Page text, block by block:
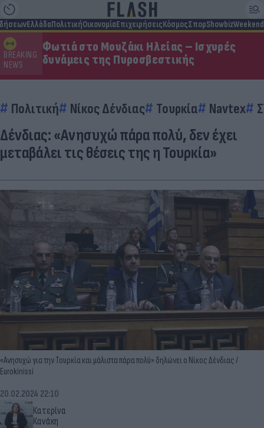
ΕλλάδαΠολιτικήΟικονομίαΕπιχειρήσειςΚόσμοςΣπορShowbizWeekend
BREAKING
NEWS
Φωτιά στο Μουζάκι Ηλείας – Ισχυρές
δυνάμεις της Πυροσβεστικής
Πολιτική Νίκος Δένδιας Τουρκία Navtex
Δένδιας: «Aνησυχώ πάρα πολύ, δεν έχει
μεταβάλει τις θέσεις της η Τουρκία»
«Ανησυχώ για την Τουρκία και μάλιστα πάρα πολύ» δηλώνει ο Νίκος Δένδιας /
Eurokinissi
Κατερίνα
Κανάκη
20.02.2024 22:10